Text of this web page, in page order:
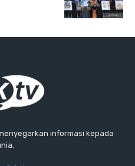
menyegarkan informasi kepada